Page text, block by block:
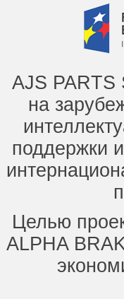
AJS PARTS
на
поддержки
Целью
ALPHA